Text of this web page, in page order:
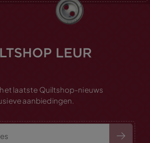
het laatste Quiltshop-nieuws
aanbiedingen.